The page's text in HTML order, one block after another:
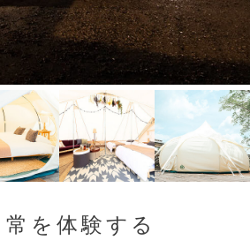
を体験する